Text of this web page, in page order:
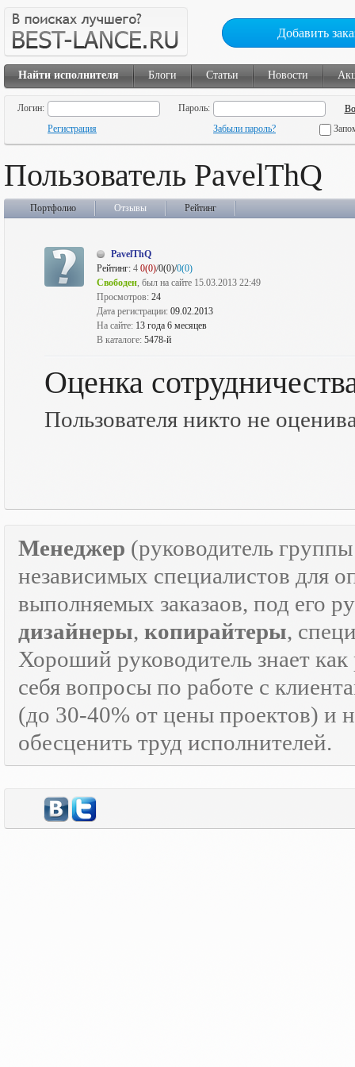
Добавить
Найти исполнителя Блоги Статьи Новости
Логин:
Пароль:
Регистрация
Забыли пароль?
Пользователь PavelThQ
Портфолио Отзывы Рейтинг
PavelThQ
Рейтинг: 4 0(0)/0(0)/0(0)
Свободен, был на сайте 15.03.2013 22:49
Просмотров: 24
Дата регистрации: 09.02.2013
На сайте: 13 года 6 месяцев
В каталоге: 5478-й
Оценка
Пользователя никто не
Менеджер (руководитель
независимых специалистов для
выполняемых заказаов, под его
дизайнеры, копирайтеры,
Хороший руководитель знает
себя вопросы по работе с
(до 30-40% от цены проектов) и
обесценить труд исполнителей.